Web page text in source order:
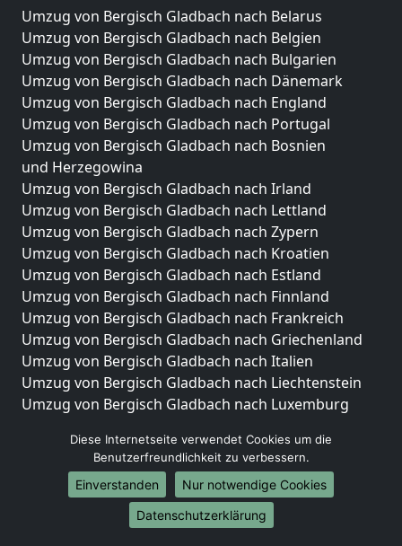
Umzug von Bergisch Gladbach nach Belarus
Umzug von Bergisch Gladbach nach Belgien
Umzug von Bergisch Gladbach nach Bulgarien
Umzug von Bergisch Gladbach nach Dänemark
Umzug von Bergisch Gladbach nach England
Umzug von Bergisch Gladbach nach Portugal
Umzug von Bergisch Gladbach nach Bosnien
und Herzegowina
Umzug von Bergisch Gladbach nach Irland
Umzug von Bergisch Gladbach nach Lettland
Umzug von Bergisch Gladbach nach Zypern
Umzug von Bergisch Gladbach nach Kroatien
Umzug von Bergisch Gladbach nach Estland
Umzug von Bergisch Gladbach nach Finnland
Umzug von Bergisch Gladbach nach Frankreich
Umzug von Bergisch Gladbach nach Griechenland
Umzug von Bergisch Gladbach nach Italien
Umzug von Bergisch Gladbach nach Liechtenstein
Umzug von Bergisch Gladbach nach Luxemburg
Umzug von Bergisch Gladbach nach Norwegen
Umzüge-Deutschlandweit
Umzug von Bergisch Gladbach nach Berlin
Umzug von Bergisch Gladbach nach Hamburg
Diese Internetseite verwendet Cookies um die
Benutzerfreundlichkeit zu verbessern.
Einverstanden
Nur notwendige Cookies
Datenschutzerklärung